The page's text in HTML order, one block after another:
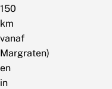
150
km
vanaf
Margraten)
en
in